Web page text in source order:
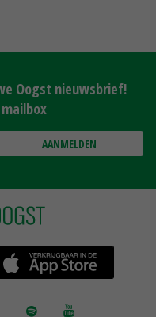
Oogst nieuwsbrief!
AANMELDEN